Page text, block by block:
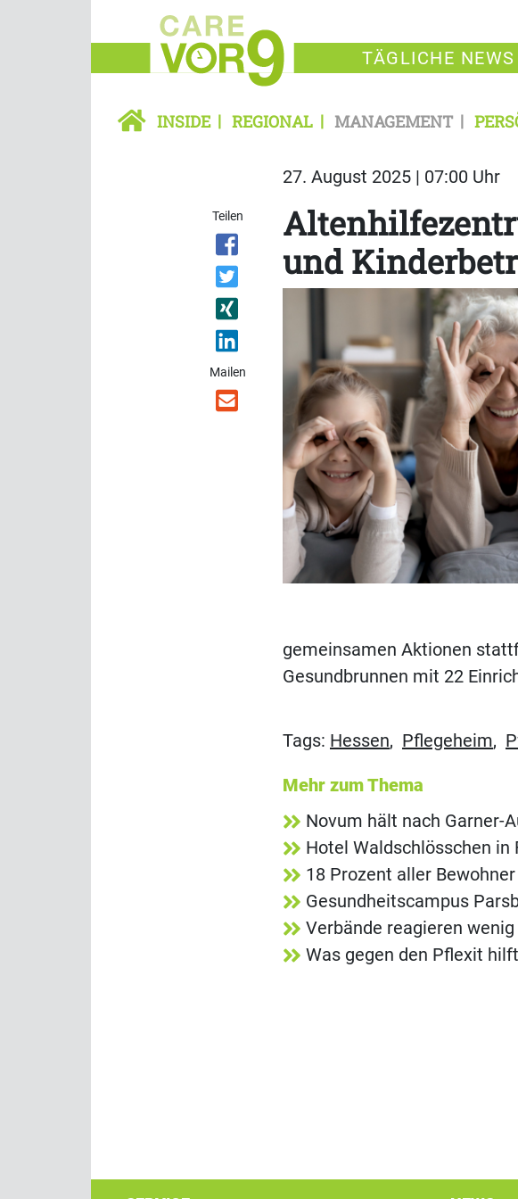
TÄGLICHE
INSIDE REGIONAL MANAGEMENT
27. August 2025 | 07:00 Uhr
Teilen
Mailen
und
gemeinsamen Aktionen
Gesundbrunnen mit 22
Tags: Hessen, Pflegeheim,
Mehr zum Thema
Novum hält nach Garner-
Hotel Waldschlösschen
18 Prozent aller
Gesundheitscampus
Verbände reagieren
Was gegen den Pflexit